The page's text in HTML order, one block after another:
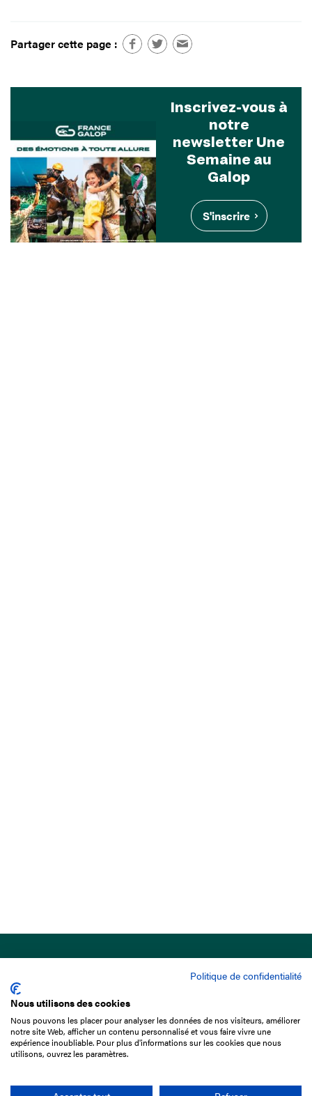
Partager cette page :
Inscrivez-vous à
notre
newsletter Une
Semaine au
Galop
S'inscrire
15 Boulevard de Douaumont
75017 Paris
01 49 10 20 29
Rechercher
Politique de confidentialité
Nous utilisons des cookies
Nous pouvons les placer pour analyser les données de nos visiteurs, améliorer
notre site Web, afficher un contenu personnalisé et vous faire vivre une
expérience inoubliable. Pour plus d'informations sur les cookies que nous
utilisons, ouvrez les paramètres.